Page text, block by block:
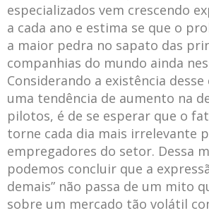
especializados vem crescendo
a cada ano e estima se que o
a maior pedra no sapato das
companhias do mundo ainda
Considerando a existência
uma tendência de aumento na
pilotos, é de se esperar que o
torne cada dia mais irrelevante
empregadores do setor. Dessa
podemos concluir que a
demais” não passa de um mito
sobre um mercado tão volátil